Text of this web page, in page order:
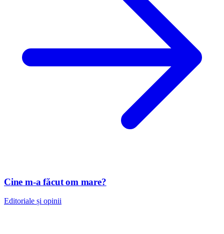
Cine m-a făcut om mare?
Editoriale și opinii